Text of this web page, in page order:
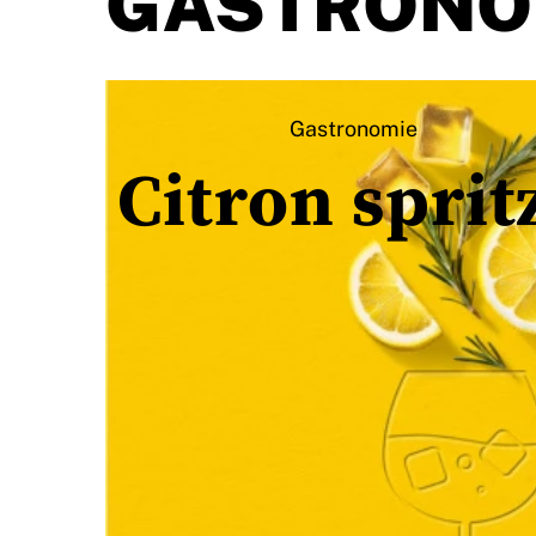
Gastronomie
Citron